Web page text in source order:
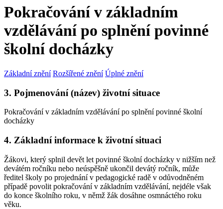
Pokračování v základním
vzdělávání po splnění povinné
školní docházky
Základní znění Rozšířené znění Úplné znění
3. Pojmenování (název) životní situace
Pokračování v základním vzdělávání po splnění povinné školní
docházky
4. Základní informace k životní situaci
Žákovi, který splnil devět let povinné školní docházky v nižším než
devátém ročníku nebo neúspěšně ukončil devátý ročník, může
ředitel školy po projednání v pedagogické radě v odůvodněném
případě povolit pokračování v základním vzdělávání, nejdéle však
do konce školního roku, v němž žák dosáhne osmnáctého roku
věku.